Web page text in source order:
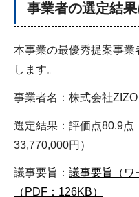
事業者の選定結
本事業の最優秀提案事
します。
事業者名：株式会社
選定結果：評価点80.9点
33,770,000円）
議事要旨： 議事要旨（ワ
（PDF：126KB）